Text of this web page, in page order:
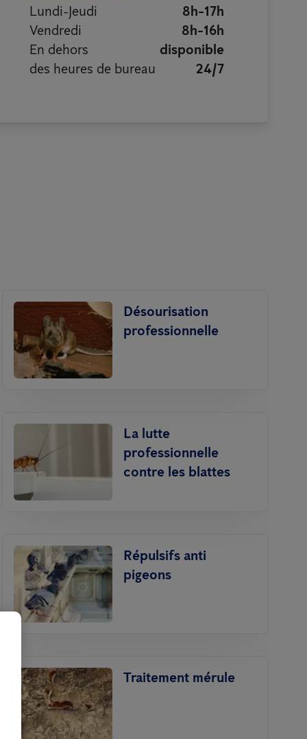
Lundi-Jeudi
8h-17h
Vendredi
8h-16h
En dehors
disponible
des heures de bureau
24/7
Désourisation
professionnelle
La lutte
professionnelle
contre les blattes
Répulsifs anti
pigeons
Traitement mérule